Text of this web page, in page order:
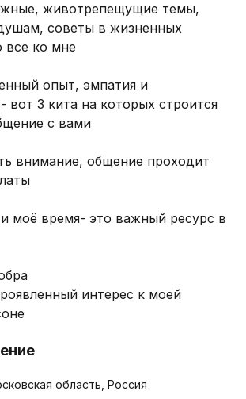
животрепещущие темы,
советы в жизненных
все ко мне
опыт, эмпатия и
вот 3 кита на которых строится
с вами
внимание, общение проходит
и моё время- это важный ресурс в
интерес к моей
область, Россия